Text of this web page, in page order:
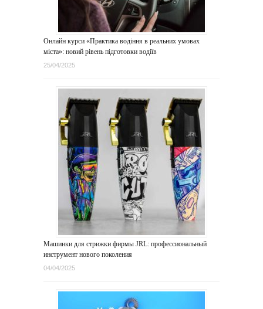
Онлайн курси «Практика водіння в реальних умовах
міста»: новий рівень підготовки водіїв
25/04/2025
Машинки для стрижки фирмы JRL: профессиональный
инструмент нового поколения
04/04/2025